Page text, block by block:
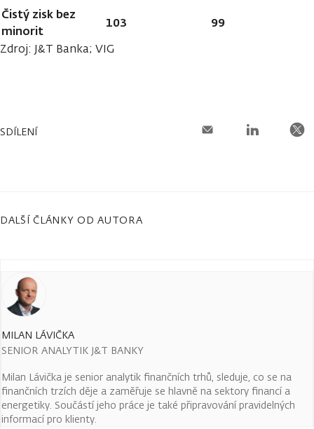
Čistý zisk bez
minorit
103 99
Zdroj: J&T Banka; VIG
SDÍLENÍ
DALŠÍ ČLÁNKY OD AUTORA
MILAN LÁVIČKA
SENIOR ANALYTIK J&T BANKY
Milan Lávička je senior analytik finančních trhů, sleduje, co se na
finančních trzích děje a zaměřuje se hlavně na sektory financí a
energetiky. Součástí jeho práce je také připravování pravidelných
informací pro klienty.